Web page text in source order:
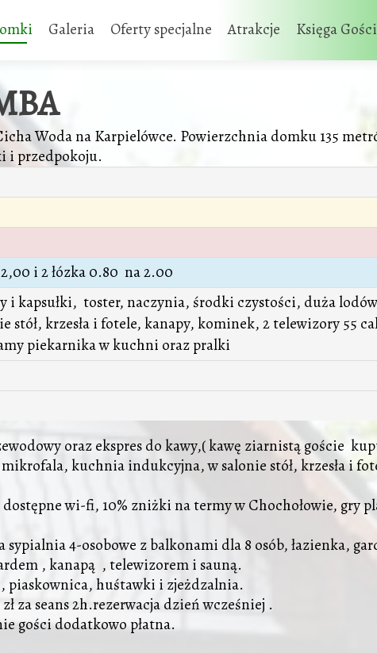
Galeria Oferty specjalne Atrakcje Księga Gości
Woda na Karpielówce. Powierzchnia domku 135
i przedpokoju.
2,00 i 2 łózka 0.80 na 2.00
i kapsułki, toster, naczynia, środki czystości, duża
krzesła i fotele, kanapy, kominek, 2 telewizory 55
piekarnika w kuchni oraz pralki
oraz ekspres do kawy,( kawę ziarnistą goście
kuchnia indukcyjna, w salonie stół, krzesła i
wi-fi, 10% zniżki na termy w Chochołowie, gry
4-osobowe z balkonami dla 8 osób, łazienka,
, kanapą , telewizorem i sauną.
piaskownica, huśtawki i zjeżdzalnia.
za seans 2h.rezerwacja dzień wcześniej .
gości dodatkowo płatna.